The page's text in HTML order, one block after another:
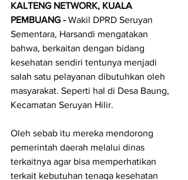
KALTENG NETWORK, KUALA
PEMBUANG - Wakil DPRD Seruyan
Sementara, Harsandi mengatakan
bahwa, berkaitan dengan bidang
kesehatan sendiri tentunya menjadi
salah satu pelayanan dibutuhkan oleh
masyarakat. Seperti hal di Desa Baung,
Kecamatan Seruyan Hilir.
Oleh sebab itu mereka mendorong
pemerintah daerah melalui dinas
terkaitnya agar bisa memperhatikan
terkait kebutuhan tenaga kesehatan